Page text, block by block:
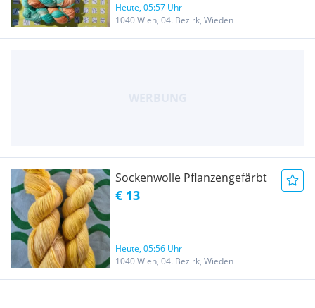
Heute, 05:57 Uhr
1040 Wien, 04. Bezirk, Wieden
Sockenwolle Pflanzengefärbt
€ 13
Heute, 05:56 Uhr
1040 Wien, 04. Bezirk, Wieden